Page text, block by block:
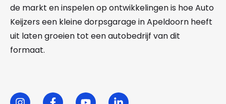
de markt en inspelen op ontwikkelingen is hoe Auto
Keijzers een kleine dorpsgarage in Apeldoorn heeft
uit laten groeien tot een autobedrijf van dit
formaat.